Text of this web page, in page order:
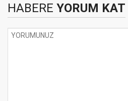
HABERE YORUM KAT